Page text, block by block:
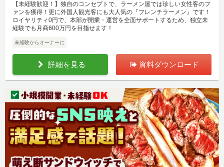
【未経験歓迎！】独自のコンセプトで、ラーメン屋では珍しい女性客のフ
ァンを獲得！更に外国人観光客にも大人気の『フレンチラーメン』です！
ロイヤリティ0円で、本部が開業・運営を全面サポートするため、独立未
経験でも月商600万円を目指せます！
未経験からオーナーに
詳細を見る 資料ダウンロード